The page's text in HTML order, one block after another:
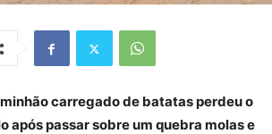
carregado de batatas perdeu o
após passar sobre um quebra molas e